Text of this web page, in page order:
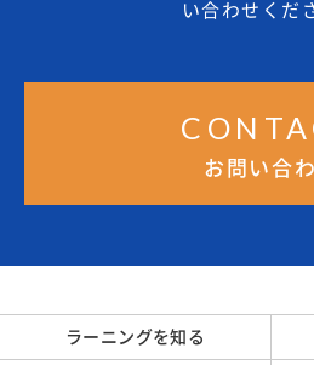
い合わせくだ
お問い合
ラーニングを知る